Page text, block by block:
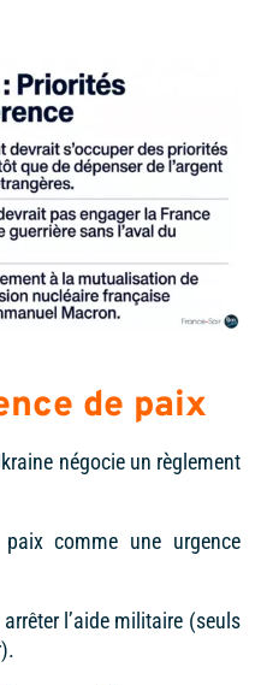
de paix
négocie un règlement
comme une urgence
l’aide militaire (seuls